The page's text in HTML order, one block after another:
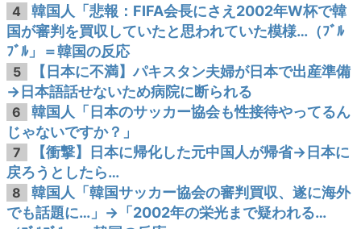
4
韓国人「悲報：FIFA会長にさえ2002年W杯で韓
国が審判を買収していたと思われていた模様…（ﾌﾞﾙ
ﾌﾞﾙ」＝韓国の反応
5
【日本に不満】パキスタン夫婦が日本で出産準備
→日本語話せないため病院に断られる
6
韓国人「日本のサッカー協会も性接待やってるん
じゃないですか？」
7
【衝撃】日本に帰化した元中国人が帰省→日本に
戻ろうとしたら…
8
韓国人「韓国サッカー協会の審判買収、遂に海外
でも話題に…」→「2002年の栄光まで疑われる…